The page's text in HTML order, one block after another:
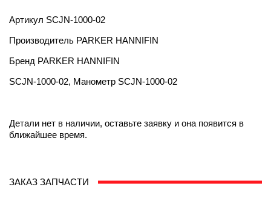
Артикул SCJN-1000-02
Производитель PARKER HANNIFIN
Бренд PARKER HANNIFIN
SCJN-1000-02, Манометр SCJN-1000-02
Детали нет в наличии, оставьте заявку и она появится в
ближайшее время.
ЗАКАЗ ЗАПЧАСТИ